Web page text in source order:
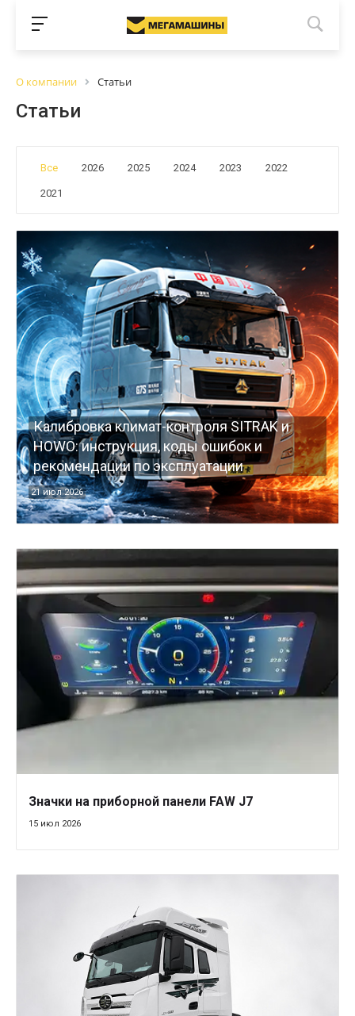
О компании Статьи
Статьи
Все 2026 2025 2024 2023 2022
2021
Калибровка климат-контроля SITRAK и
HOWO: инструкция, коды ошибок и
рекомендации по эксплуатации
21 июл 2026
Значки на приборной панели FAW J7
15 июл 2026